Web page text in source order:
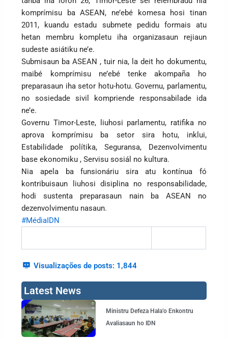
komprímisu ba ASEAN, ne’ebé komesa hosi tinan
2011, kuandu estadu submete pedidu formais atu
hetan membru kompletu iha organizasaun rejiaun
sudeste asiátiku ne’e.
Submisaun ba ASEAN , tuir nia, la deit ho dokumentu,
maibé komprímisu ne’ebé tenke akompaña ho
preparasaun iha setor hotu-hotu. Governu, parlamentu,
no sosiedade sivil kompriende responsabilade ida
ne’e.
Governu Timor-Leste, liuhosi parlamentu, ratifika no
aprova komprímisu ba setor sira hotu, inklui,
Estabilidade polítika, Seguransa, Dezenvolvimentu
base ekonomiku , Servisu sosiál no kultura.
Nia apela ba funsionáriu sira atu kontínua fó
kontribuisaun liuhosi disiplina no responsabilidade,
hodi sustenta preparasaun nain ba ASEAN no
dezenvolvimentu nasaun.
#MédiaIDN
Visualizações de posts: 1,844
Latest News
Ministru Defeza Hala’o Enkontru
Avaliasaun ho IDN
Page